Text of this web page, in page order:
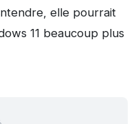
elle pourrait
11 beaucoup plus